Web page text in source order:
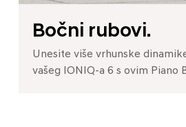
Bočni rubovi.
Unesite više vrhunske
vašeg IONIQ-a 6 s ovim Piano